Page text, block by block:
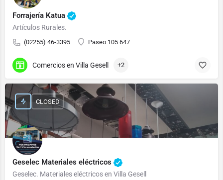
Forrajería Katua
Artículos Rurales.
(02255) 46-3395 Paseo 105 647
Comercios en Villa Gesell +2
Geselec Materiales eléctricos
Geselec. Materiales eléctricos en Villa Gesell
CLOSED